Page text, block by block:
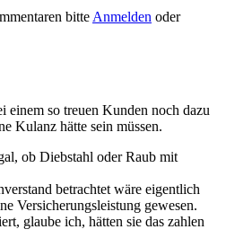
bitte Anmelden oder
einem so treuen Kunden noch dazu
Kulanz hätte sein müssen.
ob Diebstahl oder Raub mit
betrachtet wäre eigentlich
Versicherungsleistung gewesen.
glaube ich, hätten sie das zahlen